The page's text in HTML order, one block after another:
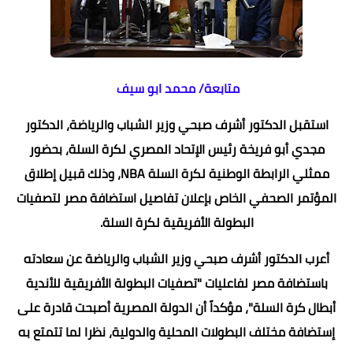
متابعة/ محمد ابو سيف
استقبل الدكتور أشرف صبحي وزير الشباب والرياضة، الدكتور
مجدي أبو فريخة رئيس الإتحاد المصري لكرة السلة، بحضور
ممثلي الرابطة الوطنية لكرة السلة NBA، وذلك قبيل إطلاق
المؤتمر الصحفي الخاص بإعلان تفاصيل استضافة مصر لتصفيات
البطولة الأفريقية لكرة السلة.
أعرب الدكتور أشرف صبحي وزير الشباب والرياضة عن سعادته
باستضافة مصر لفاعليات "تصفيات البطولة الأفريقية للأندية
أبطال كرة السلة"، مؤكداً أن الدولة المصرية أصبحت قادرة على
إستضافة مختلف البطولات المحلية والدولية، نظرا لما تتمتع به